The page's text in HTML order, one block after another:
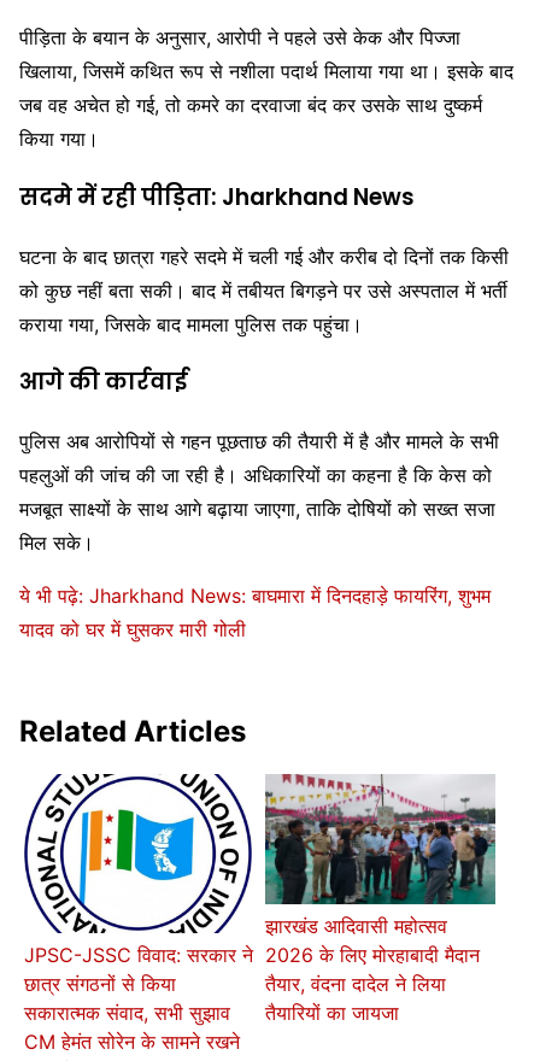
पीड़िता के बयान के अनुसार, आरोपी ने पहले उसे केक और पिज्जा
खिलाया, जिसमें कथित रूप से नशीला पदार्थ मिलाया गया था। इसके बाद
जब वह अचेत हो गई, तो कमरे का दरवाजा बंद कर उसके साथ दुष्कर्म
किया गया।
सदमे में रही पीड़िता: Jharkhand News
घटना के बाद छात्रा गहरे सदमे में चली गई और करीब दो दिनों तक किसी
को कुछ नहीं बता सकी। बाद में तबीयत बिगड़ने पर उसे अस्पताल में भर्ती
कराया गया, जिसके बाद मामला पुलिस तक पहुंचा।
आगे की कार्रवाई
पुलिस अब आरोपियों से गहन पूछताछ की तैयारी में है और मामले के सभी
पहलुओं की जांच की जा रही है। अधिकारियों का कहना है कि केस को
मजबूत साक्ष्यों के साथ आगे बढ़ाया जाएगा, ताकि दोषियों को सख्त सजा
मिल सके।
ये भी पढ़े: Jharkhand News: बाघमारा में दिनदहाड़े फायरिंग, शुभम
यादव को घर में घुसकर मारी गोली
Related Articles
JPSC-JSSC विवाद: सरकार ने
छात्र संगठनों से किया
सकारात्मक संवाद, सभी सुझाव
CM हेमंत सोरेन के सामने रखने
झारखंड आदिवासी महोत्सव
2026 के लिए मोरहाबादी मैदान
तैयार, वंदना दादेल ने लिया
तैयारियों का जायजा